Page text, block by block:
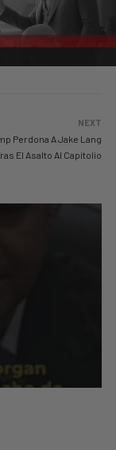
NEXT
Perdona A Jake Lang
El Asalto Al Capitolio